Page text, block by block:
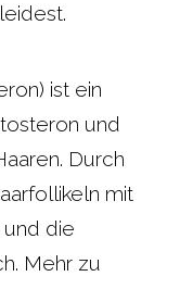
ist ein
und
Durch
mit
die
Mehr zu